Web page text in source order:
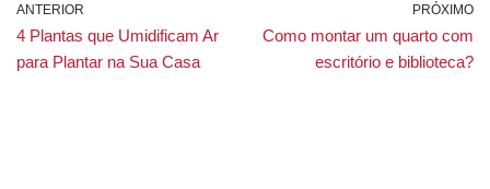
ANTERIOR
4 Plantas que Umidificam Ar
para Plantar na Sua Casa
PRÓXIMO
Como montar um quarto com
escritório e biblioteca?